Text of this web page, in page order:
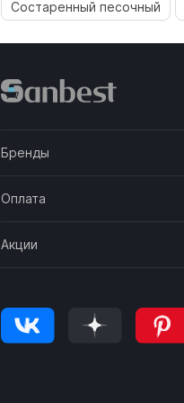
Состаренный песочный
Бренды
Оплата
Акции